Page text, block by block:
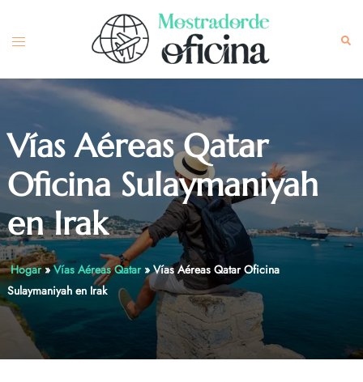
content
Toggle
Vías Aéreas Qatar
Oficina Sulaymaniyah
en Irak
Hogar»Vías Aéreas Qatar»Vías Aéreas Qatar Oficina
Sulaymaniyah en Irak